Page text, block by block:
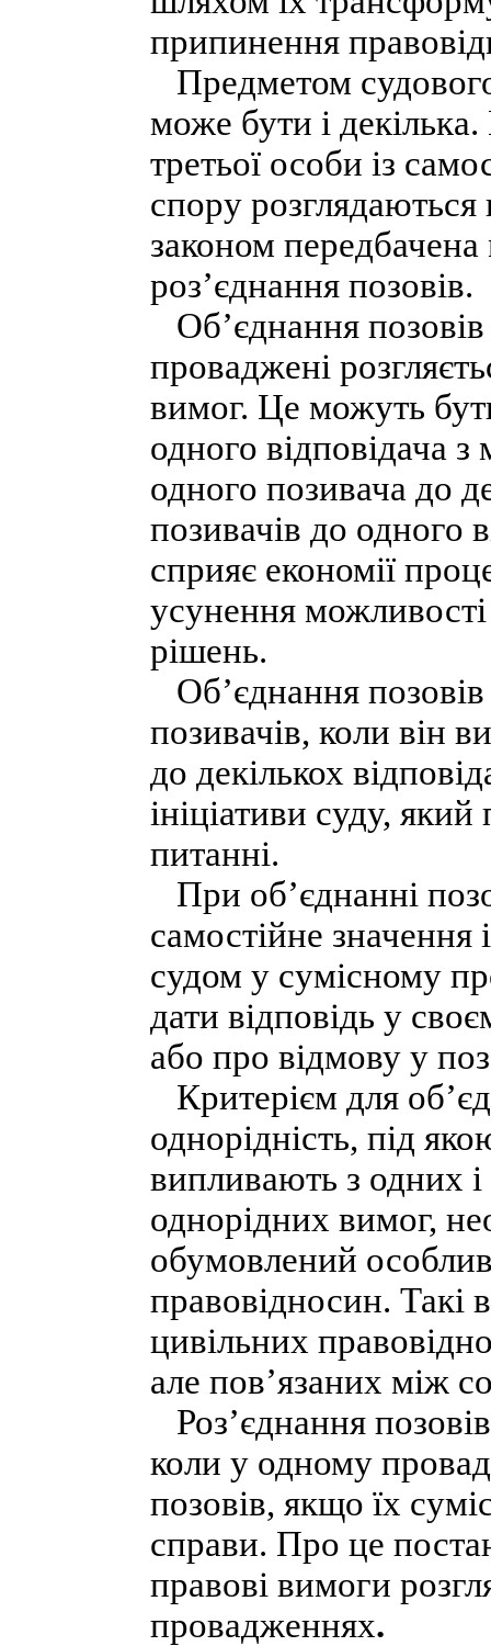
припинення
Предметом
може бути і
третьої особи із
спору
законом
роз’єднання позовів.
Об’єднання
проваджені
вимог. Це можуть
одного відповідача
одного позивача до
позивачів до одного
сприяє економії
усунення
рішень.
Об’єднання позовів
позивачів, коли він
до декількох
ініціативи суду,
питанні.
При об’єднанні
самостійне
судом у сумісному
дати відповідь у
або про відмову у
Критерієм для
однорідність, під
випливають з одних
однорідних вимог,
обумовлений
правовідносин. Такі
цивільних
але пов’язаних між
Роз’єднання
коли у одному
позовів, якщо їх
справи. Про це
правові вимоги
провадженнях.